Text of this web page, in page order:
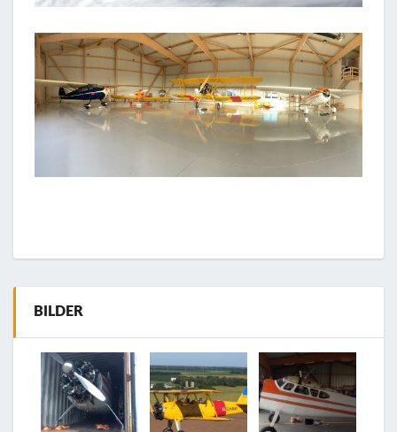
BILDER